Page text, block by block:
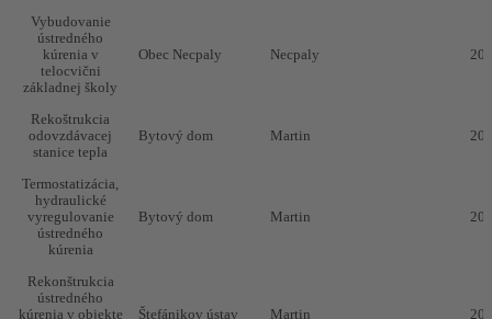
Vybudovanie
ústredného
kúrenia v
telocvični
základnej školy
Obec Necpaly Necpaly
Rekoštrukcia
odovzdávacej
stanice tepla
Bytový dom Martin
Termostatizácia,
hydraulické
vyregulovanie
ústredného
kúrenia
Bytový dom Martin
Rekonštrukcia
ústredného
kúrenia v objekte
Štefánikov ústav Martin